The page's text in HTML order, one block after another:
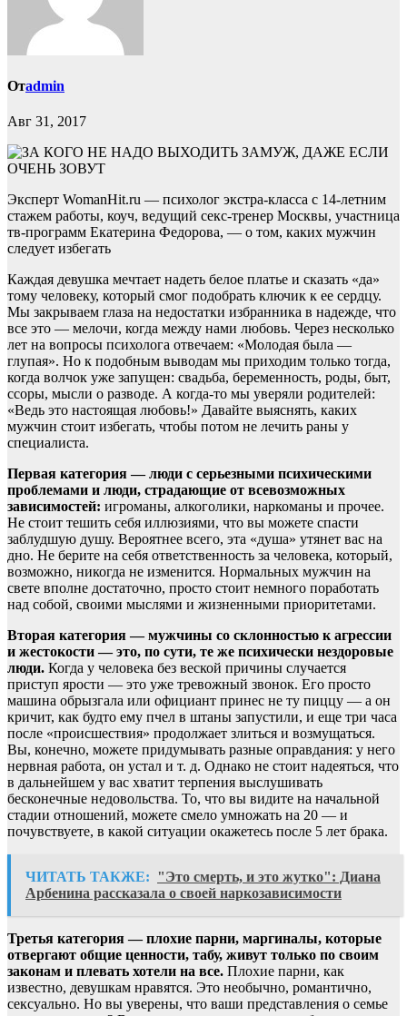
Отadmin
Авг 31, 2017
Эксперт WomanHit.ru — психолог экстра-класса с 14-летним
стажем работы, коуч, ведущий секс-тренер Москвы, участница
тв-программ Екатерина Федорова, — о том, каких мужчин
следует избегать
Каждая девушка мечтает надеть белое платье и сказать «да»
тому человеку, который смог подобрать ключик к ее сердцу.
Мы закрываем глаза на недостатки избранника в надежде, что
все это — мелочи, когда между нами любовь. Через несколько
лет на вопросы психолога отвечаем: «Молодая была —
глупая». Но к подобным выводам мы приходим только тогда,
когда волчок уже запущен: свадьба, беременность, роды, быт,
ссоры, мысли о разводе. А когда-то мы уверяли родителей:
«Ведь это настоящая любовь!» Давайте выяснять, каких
мужчин стоит избегать, чтобы потом не лечить раны у
специалиста.
Первая категория — люди с серьезными психическими
проблемами и люди, страдающие от всевозможных
зависимостей: игроманы, алкоголики, наркоманы и прочее.
Не стоит тешить себя иллюзиями, что вы можете спасти
заблудшую душу. Вероятнее всего, эта «душа» утянет вас на
дно. Не берите на себя ответственность за человека, который,
возможно, никогда не изменится. Нормальных мужчин на
свете вполне достаточно, просто стоит немного поработать
над собой, своими мыслями и жизненными приоритетами.
Вторая категория — мужчины со склонностью к агрессии
и жестокости — это, по сути, те же психически нездоровые
люди. Когда у человека без веской причины случается
приступ ярости — это уже тревожный звонок. Его просто
машина обрызгала или официант принес не ту пиццу — а он
кричит, как будто ему пчел в штаны запустили, и еще три часа
после «происшествия» продолжает злиться и возмущаться.
Вы, конечно, можете придумывать разные оправдания: у него
нервная работа, он устал и т. д. Однако не стоит надеяться, что
в дальнейшем у вас хватит терпения выслушивать
бесконечные недовольства. То, что вы видите на начальной
стадии отношений, можете смело умножать на 20 — и
почувствуете, в какой ситуации окажетесь после 5 лет брака.
ЧИТАТЬ ТАКЖЕ: "Это смерть, и это жутко": Диана
Арбенина рассказала о своей наркозависимости
Третья категория — плохие парни, маргиналы, которые
отвергают общие ценности, табу, живут только по своим
законам и плевать хотели на все. Плохие парни, как
известно, девушкам нравятся. Это необычно, романтично,
сексуально. Но вы уверены, что ваши представления о семье